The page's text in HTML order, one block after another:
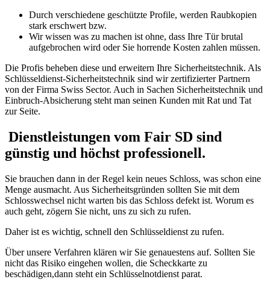
Durch verschiedene geschützte Profile, werden Raubkopien
stark erschwert bzw.
Wir wissen was zu machen ist ohne, dass Ihre Tür brutal
aufgebrochen wird oder Sie horrende Kosten zahlen müssen.
Die Profis beheben diese und erweitern Ihre Sicherheitstechnik. Als
Schlüsseldienst-Sicherheitstechnik sind wir zertifizierter Partnern
von der Firma Swiss Sector. Auch in Sachen Sicherheitstechnik und
Einbruch-Absicherung steht man seinen Kunden mit Rat und Tat
zur Seite.
Dienstleistungen vom Fair SD sind
günstig und höchst professionell.
Sie brauchen dann in der Regel kein neues Schloss, was schon eine
Menge ausmacht. Aus Sicherheitsgründen sollten Sie mit dem
Schlosswechsel nicht warten bis das Schloss defekt ist. Worum es
auch geht, zögern Sie nicht, uns zu sich zu rufen.
Daher ist es wichtig, schnell den Schlüsseldienst zu rufen.
Über unsere Verfahren klären wir Sie genauestens auf. Sollten Sie
nicht das Risiko eingehen wollen, die Scheckkarte zu
beschädigen,dann steht ein Schlüsselnotdienst parat.